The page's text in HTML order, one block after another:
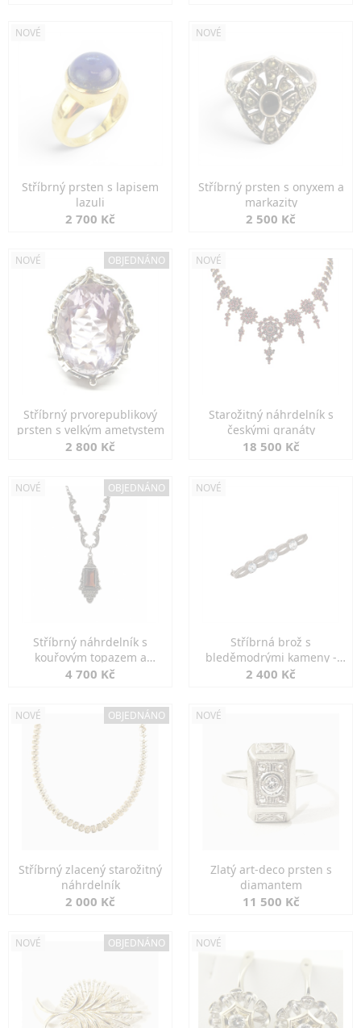
NOVÉ
Stříbrný prsten s lapisem
lazuli
2 700 Kč
NOVÉ
Stříbrný prsten s onyxem a
markazity
2 500 Kč
NOVÉ OBJEDNÁNO
Stříbrný prvorepublikový
prsten s velkým ametystem
2 800 Kč
NOVÉ
Starožitný náhrdelník s
českými granáty
18 500 Kč
NOVÉ OBJEDNÁNO
Stříbrný náhrdelník s
kouřovým topazem a
markazity
4 700 Kč
NOVÉ
Stříbrná brož s
bleděmodrými kameny -
jemná elegance
2 400 Kč
NOVÉ OBJEDNÁNO
Stříbrný zlacený starožitný
náhrdelník
2 000 Kč
NOVÉ
Zlatý art-deco prsten s
diamantem
11 500 Kč
NOVÉ OBJEDNÁNO NOVÉ